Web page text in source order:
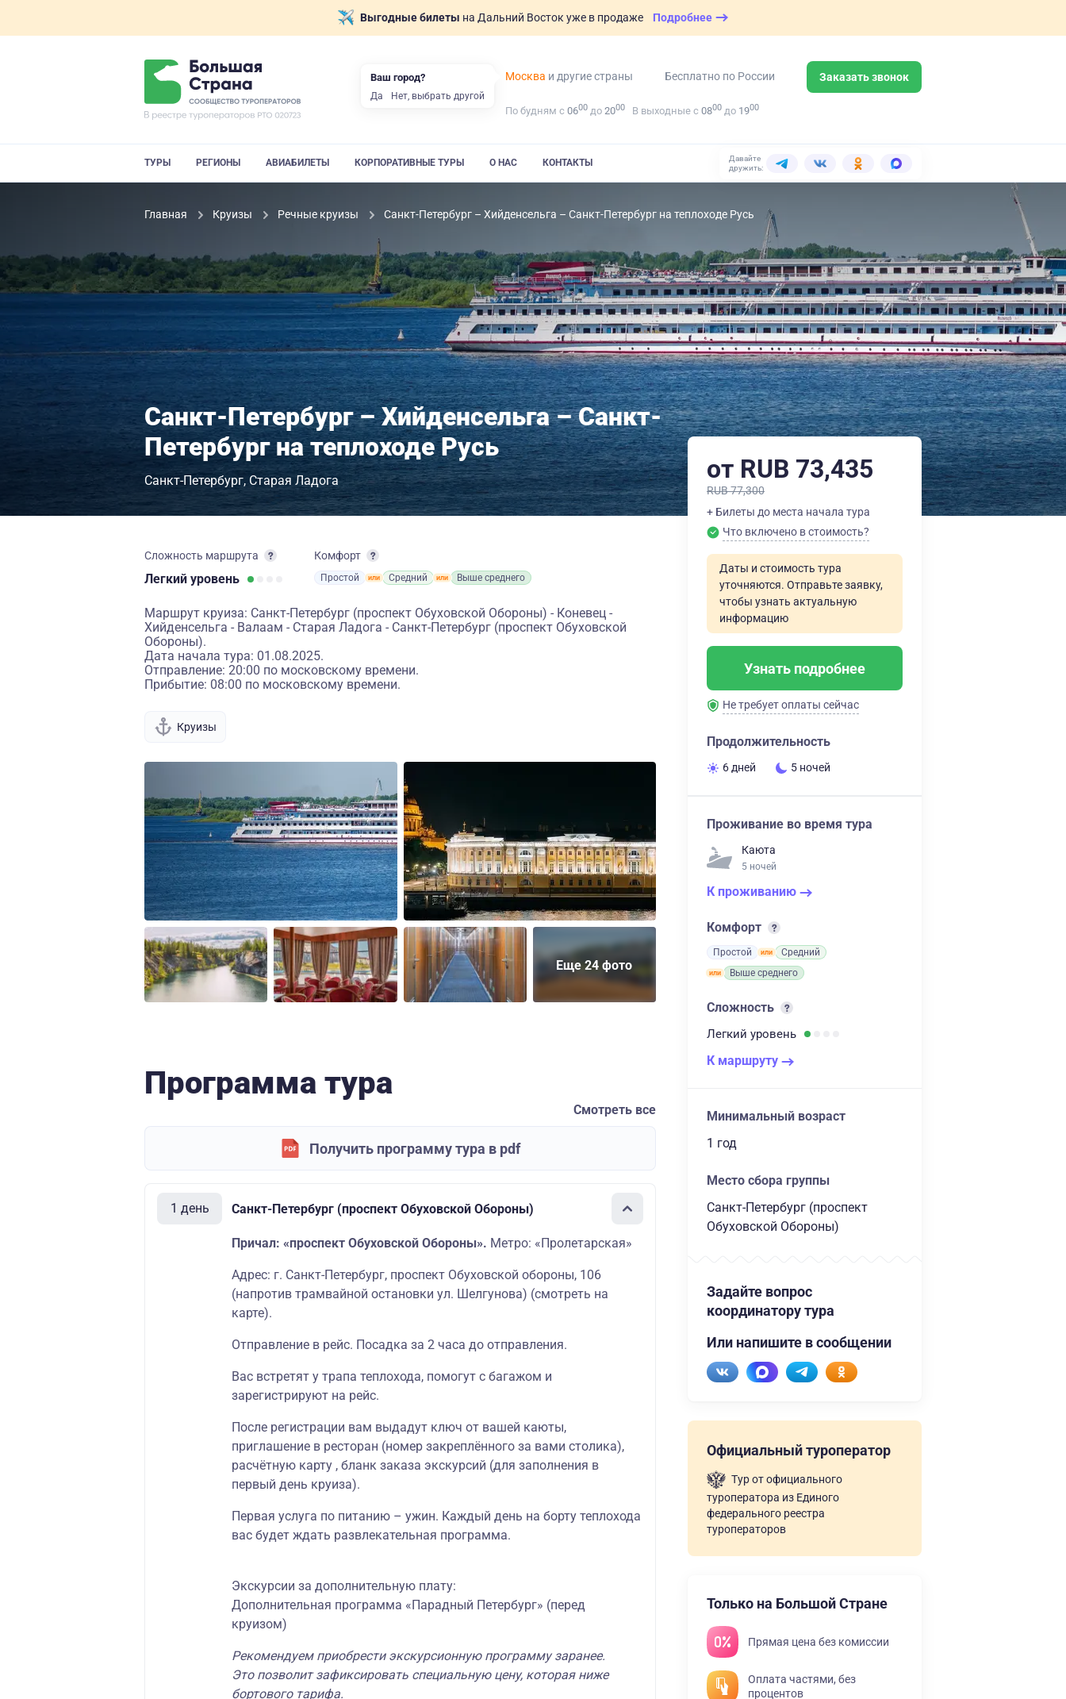
Выгодные билеты на Дальний Восток уже в продаже Подробнее
Москва и другие страны Бесплатно по России Заказать звонок
По будням с 0600 до 2000 В выходные с 0800 до 1900
ТУРЫ РЕГИОНЫ АВИАБИЛЕТЫ КОРПОРАТИВНЫЕ ТУРЫ О НАС КОНТАКТЫ
Давайте
дружить:
Главная Круизы Речные круизы Санкт-Петербург – Хийденсельга – Санкт-Петербург на теплоходе Русь
Санкт-Петербург – Хийденсельга – Санкт-
Петербург на теплоходе Русь
Санкт-Петербург Старая Ладога
Сложность маршрута
Легкий уровень
Комфорт
Простой Средний Выше среднего
Маршрут круиза: Санкт-Петербург (проспект Обуховской Обороны) - Коневец -
Хийденсельга - Валаам - Старая Ладога - Санкт-Петербург (проспект Обуховской
Обороны).
Дата начала тура: 01.08.2025.
Отправление: 20:00 по московскому времени.
Прибытие: 08:00 по московскому времени.
Круизы
Еще 24 фото
Программа тура
Смотреть все
Получить программу тура в pdf
1 день Санкт-Петербург (проспект Обуховской Обороны)
Причал: «проспект Обуховской Обороны». Метро: «Пролетарская»
Адрес: г. Санкт-Петербург, проспект Обуховской обороны, 106
(напротив трамвайной остановки ул. Шелгунова) (смотреть на
карте).
Отправление в рейс. Посадка за 2 часа до отправления.
Вас встретят у трапа теплохода, помогут с багажом и
зарегистрируют на рейс.
После регистрации вам выдадут ключ от вашей каюты,
приглашение в ресторан (номер закреплённого за вами столика),
расчётную карту , бланк заказа экскурсий (для заполнения в
первый день круиза).
Первая услуга по питанию – ужин. Каждый день на борту теплохода
вас будет ждать развлекательная программа.
Экскурсии за дополнительную плату:
Дополнительная программа «Парадный Петербург» (перед
круизом)
Рекомендуем приобрести экскурсионную программу заранее.
Это позволит зафиксировать специальную цену, которая ниже
бортового тарифа.
от RUB 73,435
RUB 77,300
+ Билеты до места начала тура
Что включено в стоимость?
Даты и стоимость тура
уточняются. Отправьте заявку,
чтобы узнать актуальную
информацию
Узнать подробнее
Не требует оплаты сейчас
Продолжительность
6 дней 5 ночей
Проживание во время тура
Каюта
5 ночей
К проживанию
Комфорт
Простой
Средний
Выше среднего
Сложность
Легкий уровень
К маршруту
Минимальный возраст
1 год
Место сбора группы
Санкт-Петербург (проспект
Обуховской Обороны)
Задайте вопрос
координатору тура
Или напишите в сообщении
Официальный туроператор
Тур от официального
туроператора из Единого
федерального реестра
туроператоров
Только на Большой Стране
Прямая цена без комиссии
Оплата частями, без
процентов
Ваш город?
Да Нет, выбрать другой